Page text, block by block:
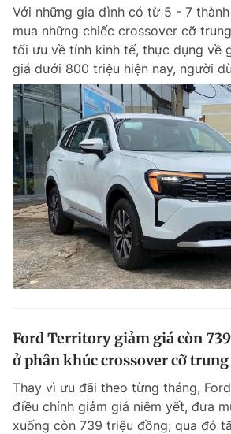
Đọc Thanh Niên trên điện thoại
Theo dõi báo trên
Hotline
0906 645 777
Liên hệ
0908 780
Đặt báo Quảng cáo RSS
Tổng biên tập: Nguyễn Ngọc Toàn
Tổng thư ký tòa soạn: Đức Trung
Giấy phép xuất bản số 110/GP - BTTTT cấp
© 2003-2026 Bản quyền thuộc về Báo
dưới mọi hình thức nếu không có sự chấp
Phát triển bởi ePi Technologies, JSC.
Với những gia đình có từ 5 - 7
mua những chiếc crossover cỡ
tối ưu về tính kinh tế, thực dụng về
giá dưới 800 triệu hiện nay, người
Ford Territory giảm giá còn
ở phân khúc crossover cỡ
Thay vì ưu đãi theo từng tháng,
điều chỉnh giảm giá niêm yết, đưa
xuống còn 739 triệu đồng; qua đó